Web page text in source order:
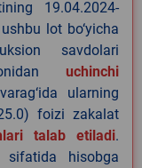
19.04.2024-
lot bo‘yicha
savdolari
uchinchi
ularning
foizi zakalat
talab etiladi.
sifatida hisobga